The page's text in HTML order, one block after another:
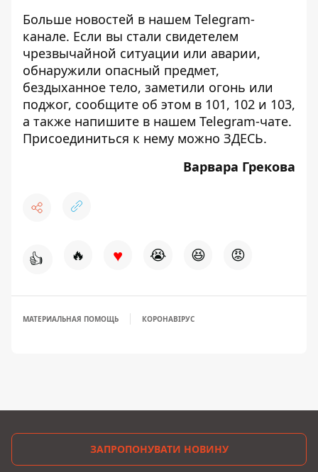
Больше новостей в нашем Telegram-
канале. Если вы стали свидетелем
чрезвычайной ситуации или аварии,
обнаружили опасный предмет,
бездыханное тело, заметили огонь или
поджог, сообщите об этом в 101, 102 и 103,
а также напишите в нашем Telegram-чате.
Присоединиться к нему можно ЗДЕСЬ.
Варвара Грекова
👍 🔥 ♥ 😭 😆 😡
МАТЕРИАЛЬНАЯ ПОМОЩЬ КОРОНАВІРУС
ЗАПРОПОНУВАТИ НОВИНУ